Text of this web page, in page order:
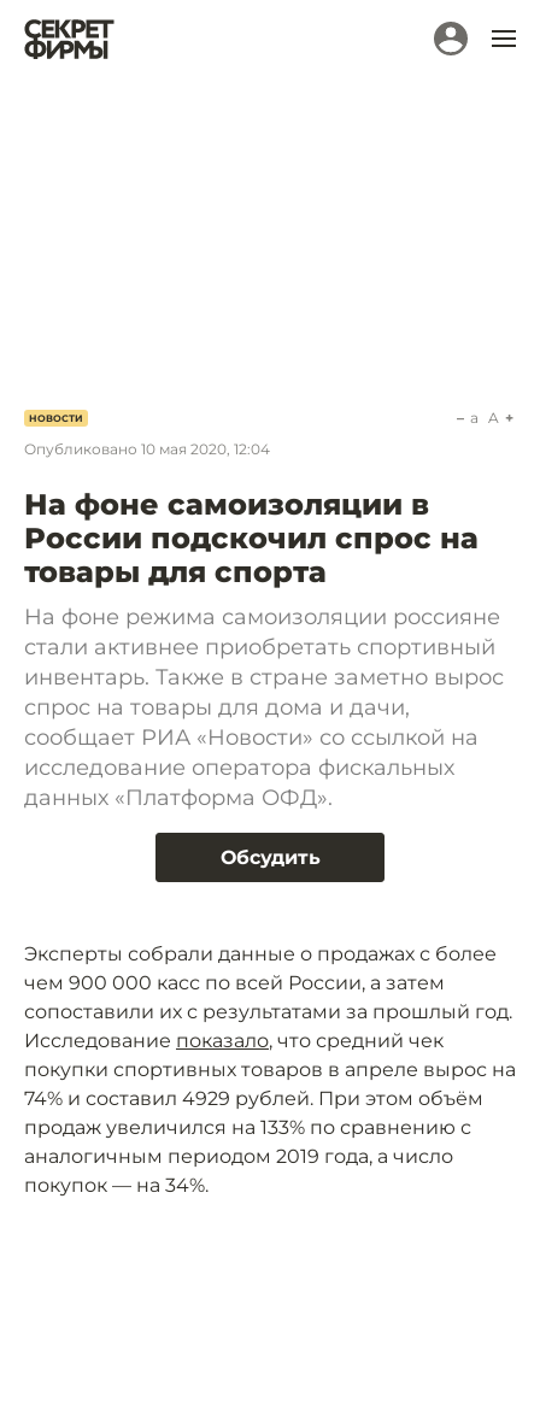
НОВОСТИ
Опубликовано 10 мая 2020, 12:04
a A
На фоне самоизоляции в
России подскочил спрос на
товары для спорта
На фоне режима самоизоляции россияне
стали активнее приобретать спортивный
инвентарь. Также в стране заметно вырос
спрос на товары для дома и дачи,
сообщает РИА «Новости» со ссылкой на
исследование оператора фискальных
данных «Платформа ОФД».
Обсудить
Эксперты собрали данные о продажах с более
чем 900 000 касс по всей России, а затем
сопоставили их с результатами за прошлый год.
Исследование показало, что средний чек
покупки спортивных товаров в апреле вырос на
74% и составил 4929 рублей. При этом объём
продаж увеличился на 133% по сравнению с
аналогичным периодом 2019 года, а число
покупок — на 34%.